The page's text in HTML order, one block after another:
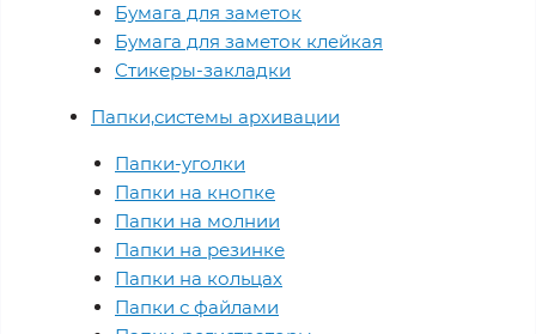
Бумага для заметок
Бумага для заметок клейкая
Стикеры-закладки
Папки,системы архивации
Папки-уголки
Папки на кнопке
Папки на молнии
Папки на резинке
Папки на кольцах
Папки с файлами